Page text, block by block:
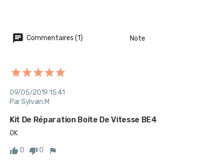
Commentaires (1) Note
09/05/2019 15:41
Par Sylvain.M
Kit De Réparation Boite De Vitesse BE4
OK
0 0